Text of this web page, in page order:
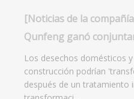
[Noticias de la
Qunfeng ganó conjuntamente la oferta de 105 millones de RMB en la
Los desechos domésticos
construcción podrían
después de un tratamiento